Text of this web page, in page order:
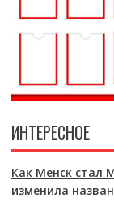
ИНТЕРЕСНОЕ
Как Менск стал
изменила